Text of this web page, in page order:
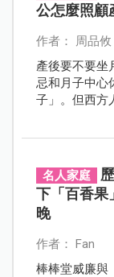
公怎麼照顧
作者： 周品攸
產後要不要坐
忌和月子中心
子」。但西方
名人家庭
下「百香果
晚
作者： Fan
棒棒堂威廉與